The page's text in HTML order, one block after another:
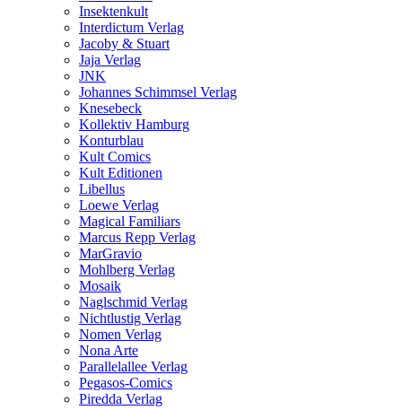
Insektenkult
Interdictum Verlag
Jacoby & Stuart
Jaja Verlag
JNK
Johannes Schimmsel Verlag
Knesebeck
Kollektiv Hamburg
Konturblau
Kult Comics
Kult Editionen
Libellus
Loewe Verlag
Magical Familiars
Marcus Repp Verlag
MarGravio
Mohlberg Verlag
Mosaik
Naglschmid Verlag
Nichtlustig Verlag
Nomen Verlag
Nona Arte
Parallelallee Verlag
Pegasos-Comics
Piredda Verlag